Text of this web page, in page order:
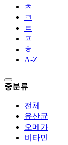
ㅊ
ㅋ
ㅌ
ㅍ
ㅎ
A-Z
중분류
전체
유산균
오메가
비타민